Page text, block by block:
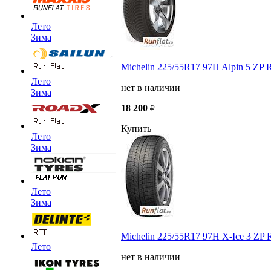
Лето
Зима
Лето
Зима
Лето
Зима
Лето
Зима
Лето
Michelin 225/55R17 97H Alpin 5 ZP
нет в наличии
18 200
Купить
Michelin 225/55R17 97H X-Ice 3 ZP
нет в наличии